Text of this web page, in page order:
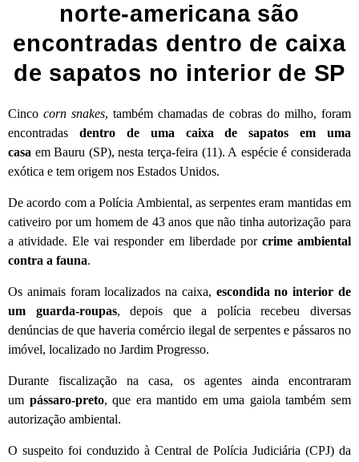
norte-americana são
encontradas dentro de caixa
de sapatos no interior de SP
Cinco corn snakes, também chamadas de cobras do milho, foram
encontradas dentro de uma caixa de sapatos em uma
casa em Bauru (SP), nesta terça-feira (11). A espécie é considerada
exótica e tem origem nos Estados Unidos.
De acordo com a Polícia Ambiental, as serpentes eram mantidas em
cativeiro por um homem de 43 anos que não tinha autorização para
a atividade. Ele vai responder em liberdade por crime ambiental
contra a fauna.
Os animais foram localizados na caixa, escondida no interior de
um guarda-roupas, depois que a polícia recebeu diversas
denúncias de que haveria comércio ilegal de serpentes e pássaros no
imóvel, localizado no Jardim Progresso.
Durante fiscalização na casa, os agentes ainda encontraram
um pássaro-preto, que era mantido em uma gaiola também sem
autorização ambiental.
O suspeito foi conduzido à Central de Polícia Judiciária (CPJ) da